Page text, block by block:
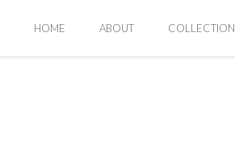
HOME ABOUT COLLECTION